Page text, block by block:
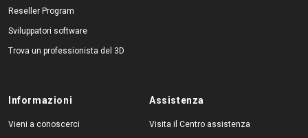
Reseller Program
Sviluppatori software
Trova un professionista del 3D
Informazioni
Vieni a conoscerci
Assistenza
Visita il Centro assistenza